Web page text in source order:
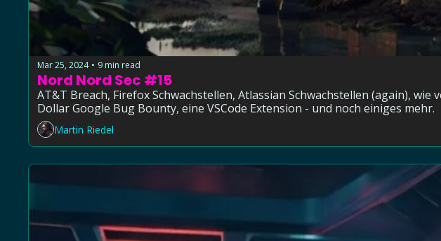
Mar 25, 2024 • 9 min read
Nord Nord Sec #15
AT&T Breach, Firefox Schwachstellen, Atlassian Schwachstellen (again),
Martin Riedel